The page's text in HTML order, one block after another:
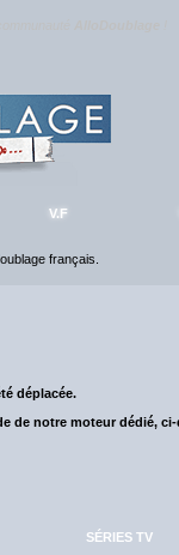
V.F
français.
déplacée.
de notre moteur dédié,
SÉRIES TV